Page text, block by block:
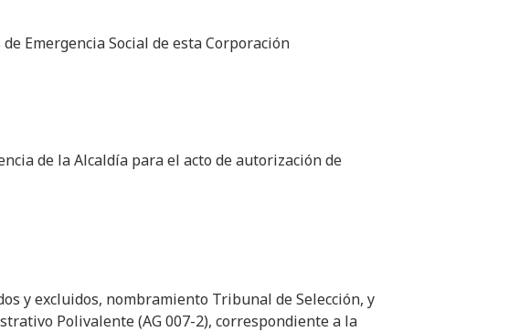
Emergencia Social de esta Corporación
de la Alcaldía para el acto de autorización de
y excluidos, nombramiento Tribunal de Selección, y
Polivalente (AG 007-2), correspondiente a la